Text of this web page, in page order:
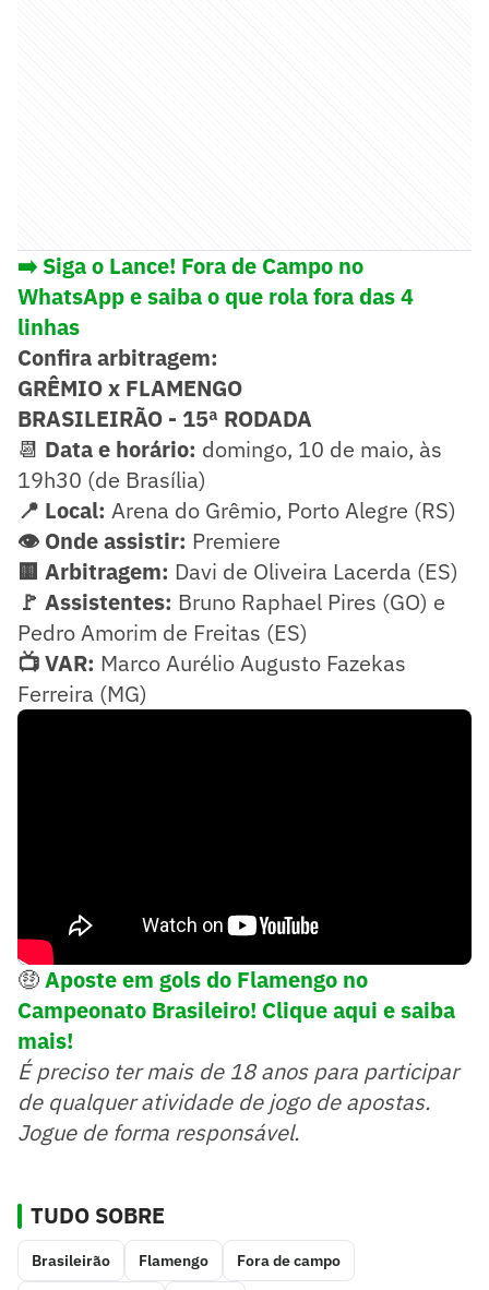
➡️ Siga o Lance! Fora de Campo no
WhatsApp e saiba o que rola fora das 4
linhas
Confira arbitragem:
GRÊMIO x FLAMENGO
BRASILEIRÃO - 15ª RODADA
📆 Data e horário: domingo, 10 de maio, às
19h30 (de Brasília)
📍 Local: Arena do Grêmio, Porto Alegre (RS)
👁️ Onde assistir: Premiere
🟨 Arbitragem: Davi de Oliveira Lacerda (ES)
🚩 Assistentes: Bruno Raphael Pires (GO) e
Pedro Amorim de Freitas (ES)
📺 VAR: Marco Aurélio Augusto Fazekas
Ferreira (MG)
🤑Aposte em gols do Flamengo no
Campeonato Brasileiro! Clique aqui e saiba
mais!
É preciso ter mais de 18 anos para participar
de qualquer atividade de jogo de apostas.
Jogue de forma responsável.
TUDO SOBRE
Brasileirão Flamengo Fora de campo